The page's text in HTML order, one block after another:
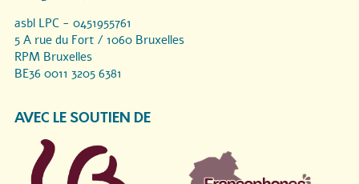
asbl LPC - 0451955761
5 A rue du Fort / 1060 Bruxelles
RPM Bruxelles
BE36 0011 3205 6381
AVEC LE SOUTIEN DE